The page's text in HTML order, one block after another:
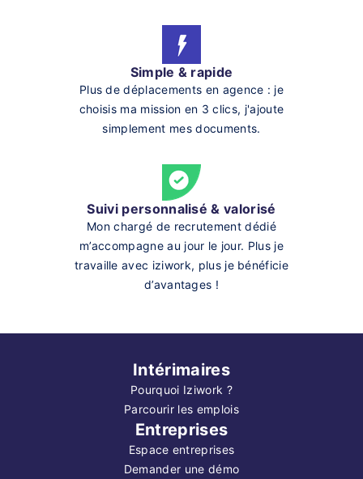
Simple & rapide
Plus de déplacements en agence : je
choisis ma mission en 3 clics, j'ajoute
simplement mes documents.
Suivi personnalisé & valorisé
Mon chargé de recrutement dédié
m’accompagne au jour le jour. Plus je
travaille avec iziwork, plus je bénéficie
d’avantages !
Intérimaires
Pourquoi Iziwork ?
Parcourir les emplois
Entreprises
Espace entreprises
Demander une démo